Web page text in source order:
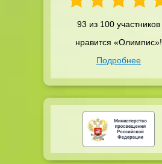
93 из 100 участников
нравится «Олимпис»!
Подробнее